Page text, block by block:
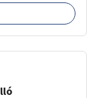
felőli két